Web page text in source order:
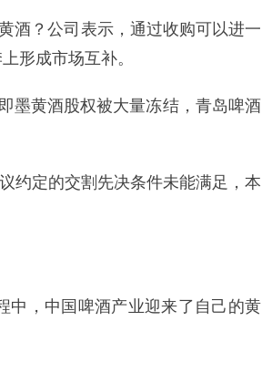
酒？公司表示，通过收购可以进一
形成市场互补。
墨黄酒股权被大量冻结，青岛啤酒
约定的交割先决条件未能满足，本
中，中国啤酒产业迎来了自己的黄